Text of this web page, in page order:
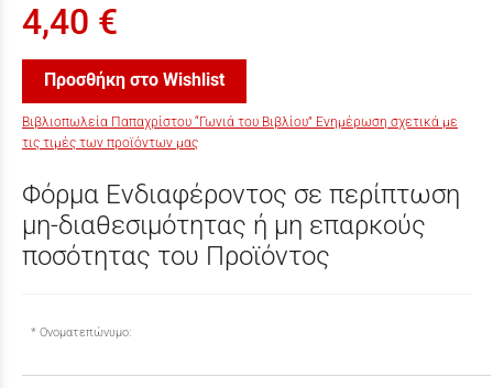
4,40 €
Προσθήκη στο Wishlist
Βιβλιοπωλεία Παπαχρίστου “Γωνιά του Βιβλίου” Ενημέρωση σχετικά με
τις τιμές των προϊόντων μας
Φόρμα Ενδιαφέροντος σε περίπτωση
μη-διαθεσιμότητας ή μη επαρκούς
ποσότητας του Προϊόντος
Ονοματεπώνυμο: